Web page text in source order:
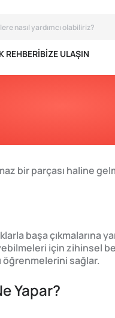
REHBERIBIZE ULAŞIN
bir parçası haline
başa çıkmalarına
için zihinsel
öğrenmelerini sağlar.
Yapar?